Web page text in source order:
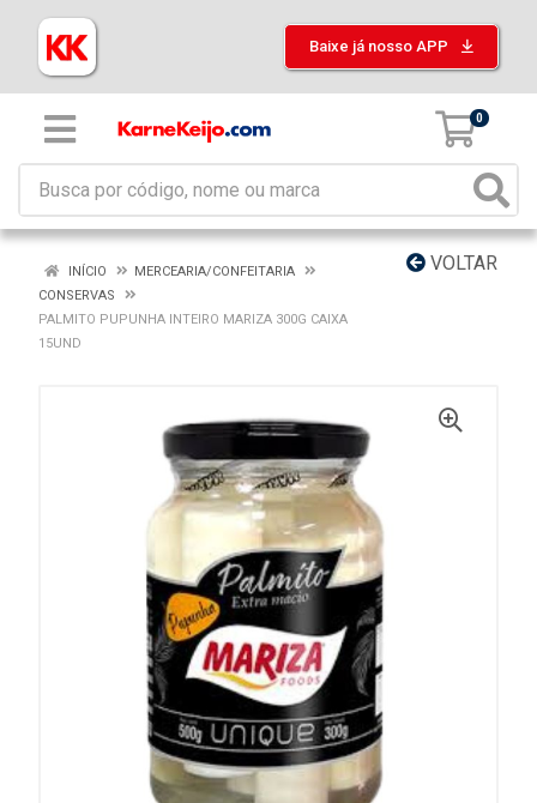
Baixe já nosso APP
0
VOLTAR
INÍCIO
MERCEARIA/CONFEITARIA
CONSERVAS
PALMITO PUPUNHA INTEIRO MARIZA 300G CAIXA
15UND